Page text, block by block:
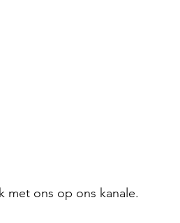
met ons op ons kanale.